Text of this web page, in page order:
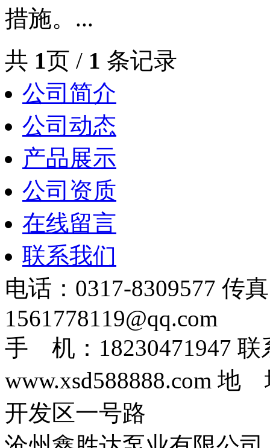
措施。...
共 1页 / 1 条记录
公司简介
公司动态
产品展示
公司资质
在线留言
联系我们
电话：0317-8309577 传
1561778119@qq.com
手 机：18230471947
www.xsd588888.com 地
开发区一号路